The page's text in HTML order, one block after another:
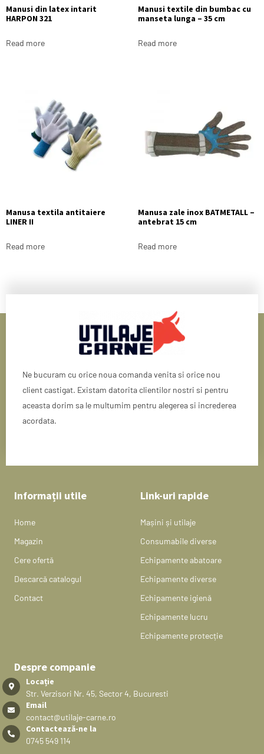
Manusi din latex intarit
HARPON 321
Read more
Manusi textile din bumbac cu
manseta lunga – 35 cm
Read more
Manusa textila antitaiere
LINER II
Read more
Manusa zale inox BATMETALL –
antebrat 15 cm
Read more
Ne bucuram cu orice noua comanda venita si orice nou
client castigat. Existam datorita clientilor nostri si pentru
aceasta dorim sa le multumim pentru alegerea si increderea
acordata.
Informații utile
Home
Magazin
Cere ofertă
Descarcă catalogul
Contact
Link-uri rapide
Mașini și utilaje
Consumabile diverse
Echipamente abatoare
Echipamente diverse
Echipamente igienă
Echipamente lucru
Echipamente protecție
Despre companie
Locație
Str. Verzisori Nr. 45, Sector 4, Bucuresti
Email
contact@utilaje-carne.ro
Contactează-ne la
0745 549 114